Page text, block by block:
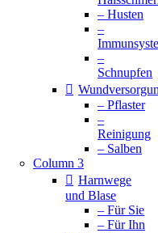
– Husten
–
–
Schnupfen
– Pflaster
–
Reinigung
– Salben
Column 3
Harnwege
und Blase
– Für Sie
– Für Ihn